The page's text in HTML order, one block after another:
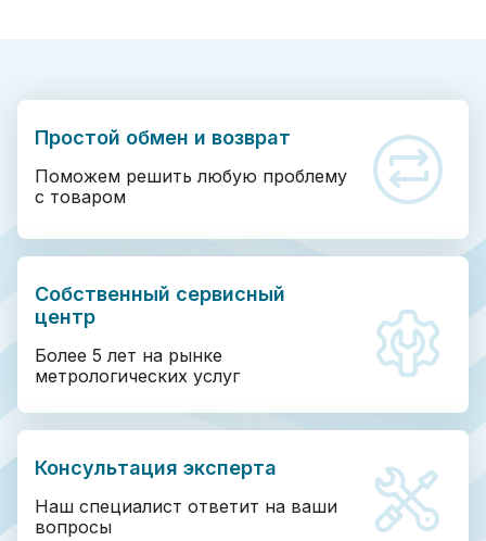
Простой обмен и возврат
Поможем решить любую проблему
с товаром
Собственный сервисный
центр
Более 5 лет на рынке
метрологических услуг
Консультация эксперта
Наш специалист ответит на ваши
вопросы